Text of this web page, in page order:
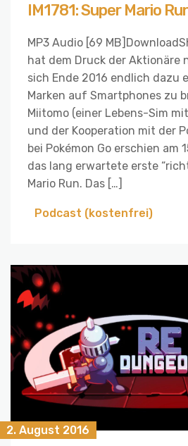
IM1781: Super Mario
MP3 Audio [69
hat dem Druck der Aktionäre
sich Ende 2016 endlich dazu
Marken auf Smartphones zu
Miitomo (einer Lebens-Sim
und der Kooperation mit der
bei Pokémon Go erschien am
das lang erwartete erste
Mario Run. Das […]
Podcast (kostenfrei)
2. August 2016